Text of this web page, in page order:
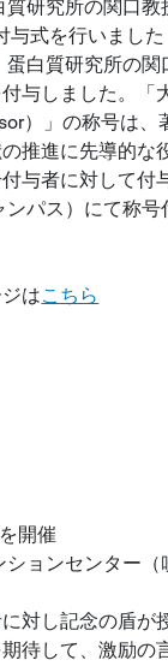
研究所の関口教
式を行いました
白質研究所の関
与しました。「
）」の称号は、
推進に先導的な
与者に対して付
パス）にて称号
はこちら
開催
ョンセンター（
対し記念の盾が
待して、激励の